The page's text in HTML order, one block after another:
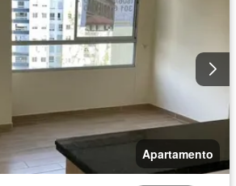
Apartamento